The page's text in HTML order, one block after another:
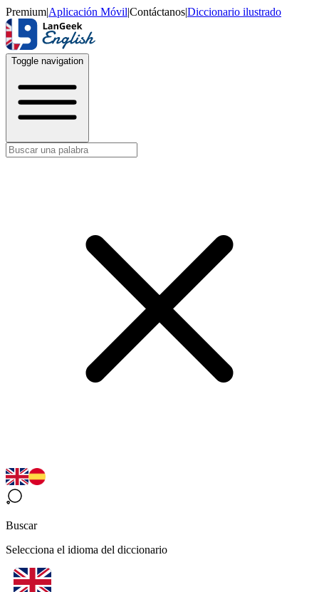
Premium|Aplicación Móvil|Contáctanos|Diccionario ilustrado
Toggle navigation
Buscar
Selecciona el idioma del diccionario